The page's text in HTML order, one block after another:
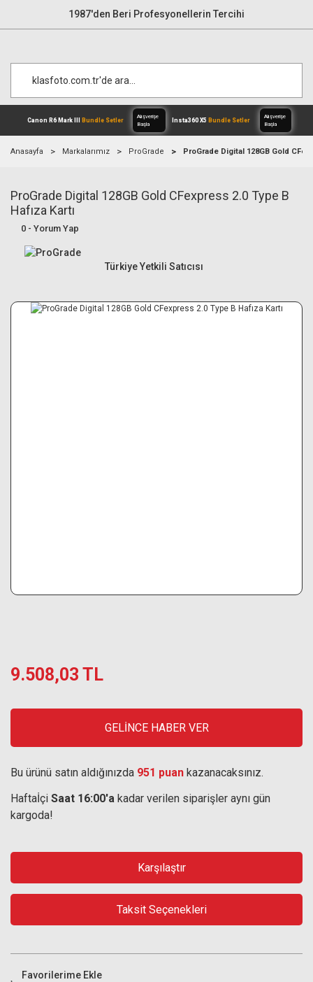
1987'den Beri Profesyonellerin Tercihi
Canon R6 Mark IIIBundle Setler
Alışverişe
Anasayfa Markalarımız ProGrade ProGrade Digital 128GB Gold
ProGrade Digital 128GB Gold CFexpress 2.0 Type B
Hafıza Kartı
0 - Yorum Yap
Türkiye Yetkili Satıcısı
9.508,03 TL
GELİNCE HABER VER
Bu ürünü satın aldığınızda 951 puan kazanacaksınız.
Haftaİçi Saat 16:00'a kadar verilen siparişler aynı gün
kargoda!
Karşılaştır
Taksit Seçenekleri